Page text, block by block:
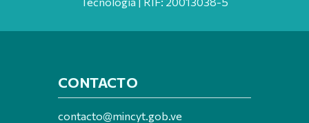
CONTACTO
contacto@mincyt.gob.ve